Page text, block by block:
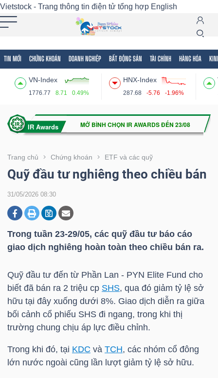
Vietstock - Trang thông tin điện tử tổng hợp English
TIN MỚI CHỨNG KHOÁN DOANH NGHIỆP BẤT ĐỘNG SẢN TÀI CHÍNH HÀNG HÓA
VN-Index
1776.77 8.71 0.49%
HNX-Index
287.68 -5.76 -1.96%
Trang chủ Chứng khoán ETF và các quỹ
Quỹ đầu tư nghiêng theo chiều bán
31/05/2026 08:30
Trong tuần 23-29/05, các quỹ đầu tư báo cáo
giao dịch nghiêng hoàn toàn theo chiều bán ra.
Quỹ đầu tư đến từ Phần Lan - PYN Elite Fund cho
biết đã bán ra 2 triệu cp SHS, qua đó giảm tỷ lệ sở
hữu tại đây xuống dưới 8%. Giao dịch diễn ra giữa
bối cảnh cổ phiếu SHS đi ngang, trong khi thị
trường chung chịu áp lực điều chỉnh.
Trong khi đó, tại KDC và TCH, các nhóm cổ đông
lớn nước ngoài cũng lần lượt giảm tỷ lệ sở hữu.
Tất cả Tính năng Ngành Mã chứng khoán
Tính
(-)
VIETSTOCK
CHỨNG
KHOÁN
DOANH
BẤT
ĐỘNG